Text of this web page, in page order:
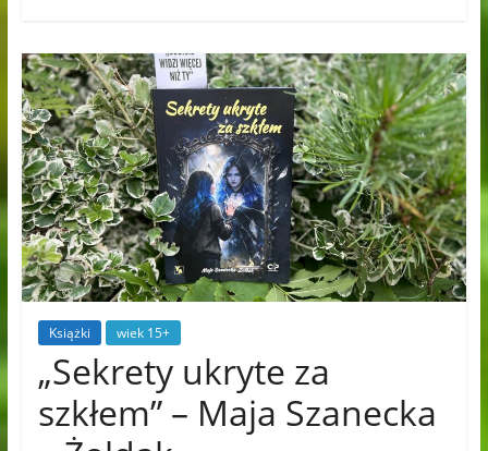
Książki wiek 15+
„Sekrety ukryte za
szkłem” – Maja Szanecka